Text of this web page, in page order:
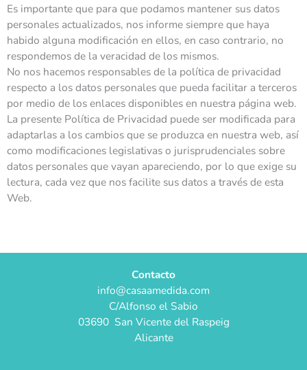
Es importante que para que podamos mantener sus datos
personales actualizados, nos informe siempre que haya
habido alguna modificación en ellos, en caso contrario, no
respondemos de la veracidad de los mismos.
No nos hacemos responsables de la política de privacidad
respecto a los datos personales que pueda facilitar a terceros
por medio de los enlaces disponibles en nuestra página web.
La presente Política de Privacidad puede ser modificada para
adaptarlas a los cambios que se produzca en nuestra web, así
como modificaciones legislativas o jurisprudenciales sobre
datos personales que vayan apareciendo, por lo que exige su
lectura, cada vez que nos facilite sus datos a través de esta
Web.
Contacto
info@casaamedida.com
C/Alfonso el Sabio
03690 San Vicente del Raspeig
Alicante